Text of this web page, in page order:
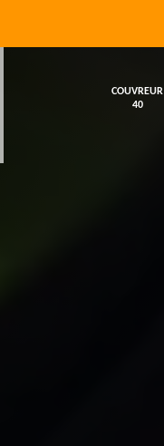
COUVREUR
40